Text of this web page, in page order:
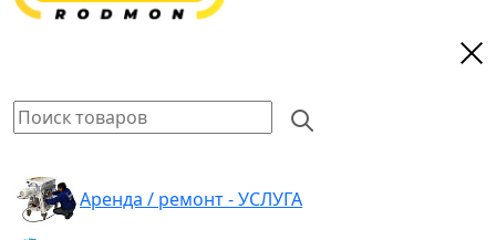
Аренда / ремонт - УСЛУГА